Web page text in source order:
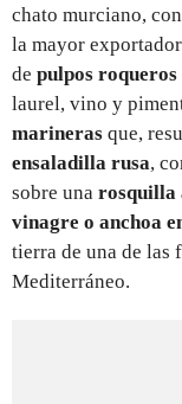
chato murciano, con
la mayor
de pulpos roqueros
laurel, vino y
marineras que,
ensaladilla rusa,
sobre una rosquilla
vinagre o anchoa
tierra de una de las
Mediterráneo.